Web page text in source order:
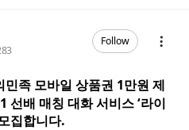
Follow
족 모바일 상품권 1만원 제
선배 매칭 대화 서비스 ‘라이
집합니다.